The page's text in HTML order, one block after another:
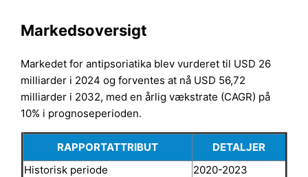
Markedsoversigt
Markedet for antipsoriatika blev vurderet til USD 26
milliarder i 2024 og forventes at nå USD 56,72
milliarder i 2032, med en årlig vækstrate (CAGR) på
10% i prognoseperioden.
RAPPORTATTRIBUT
DETALJER
Historisk periode
2020-2023